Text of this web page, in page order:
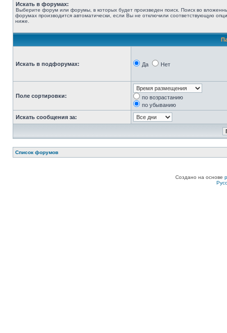
Искать в форумах:
Выберите форум или форумы, в которых будет произведен поиск. Поиск во
форумах производится автоматически, если Вы не отключили соответствующую
ниже.
Искать в подфорумах: Да Нет
Поле сортировки:
по возрастанию
по убыванию
Искать сообщения за:
Список форумов
Создано на основе